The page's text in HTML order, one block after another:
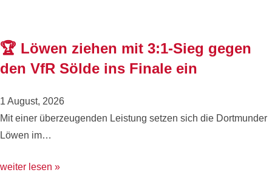
🏆 Löwen ziehen mit 3:1-Sieg gegen
den VfR Sölde ins Finale ein
1 August, 2026
Mit einer überzeugenden Leistung setzen sich die Dortmunder
Löwen im…
weiter lesen »